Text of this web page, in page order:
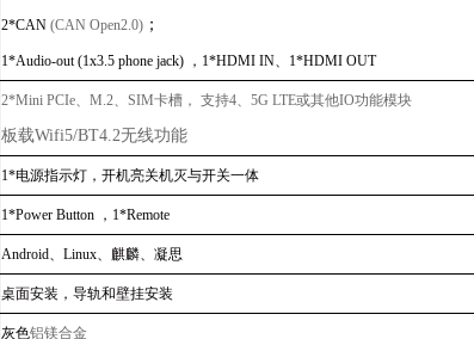
2*CAN (CAN Open2.0) ；
1*Audio-out (1x3.5 phone jack) ，1*HDMI IN、1*HDMI OUT
2*Mini PCIe、M.2、SIM卡槽， 支持4、5G LTE或其他IO功能模块
板载Wifi5/BT4.2无线功能
1*电源指示灯，开机亮关机灭与开关一体
1*Power Button ，1*Remote
Android、Linux、麒麟、凝思
桌面安装，导轨和壁挂安装
灰色铝镁合金